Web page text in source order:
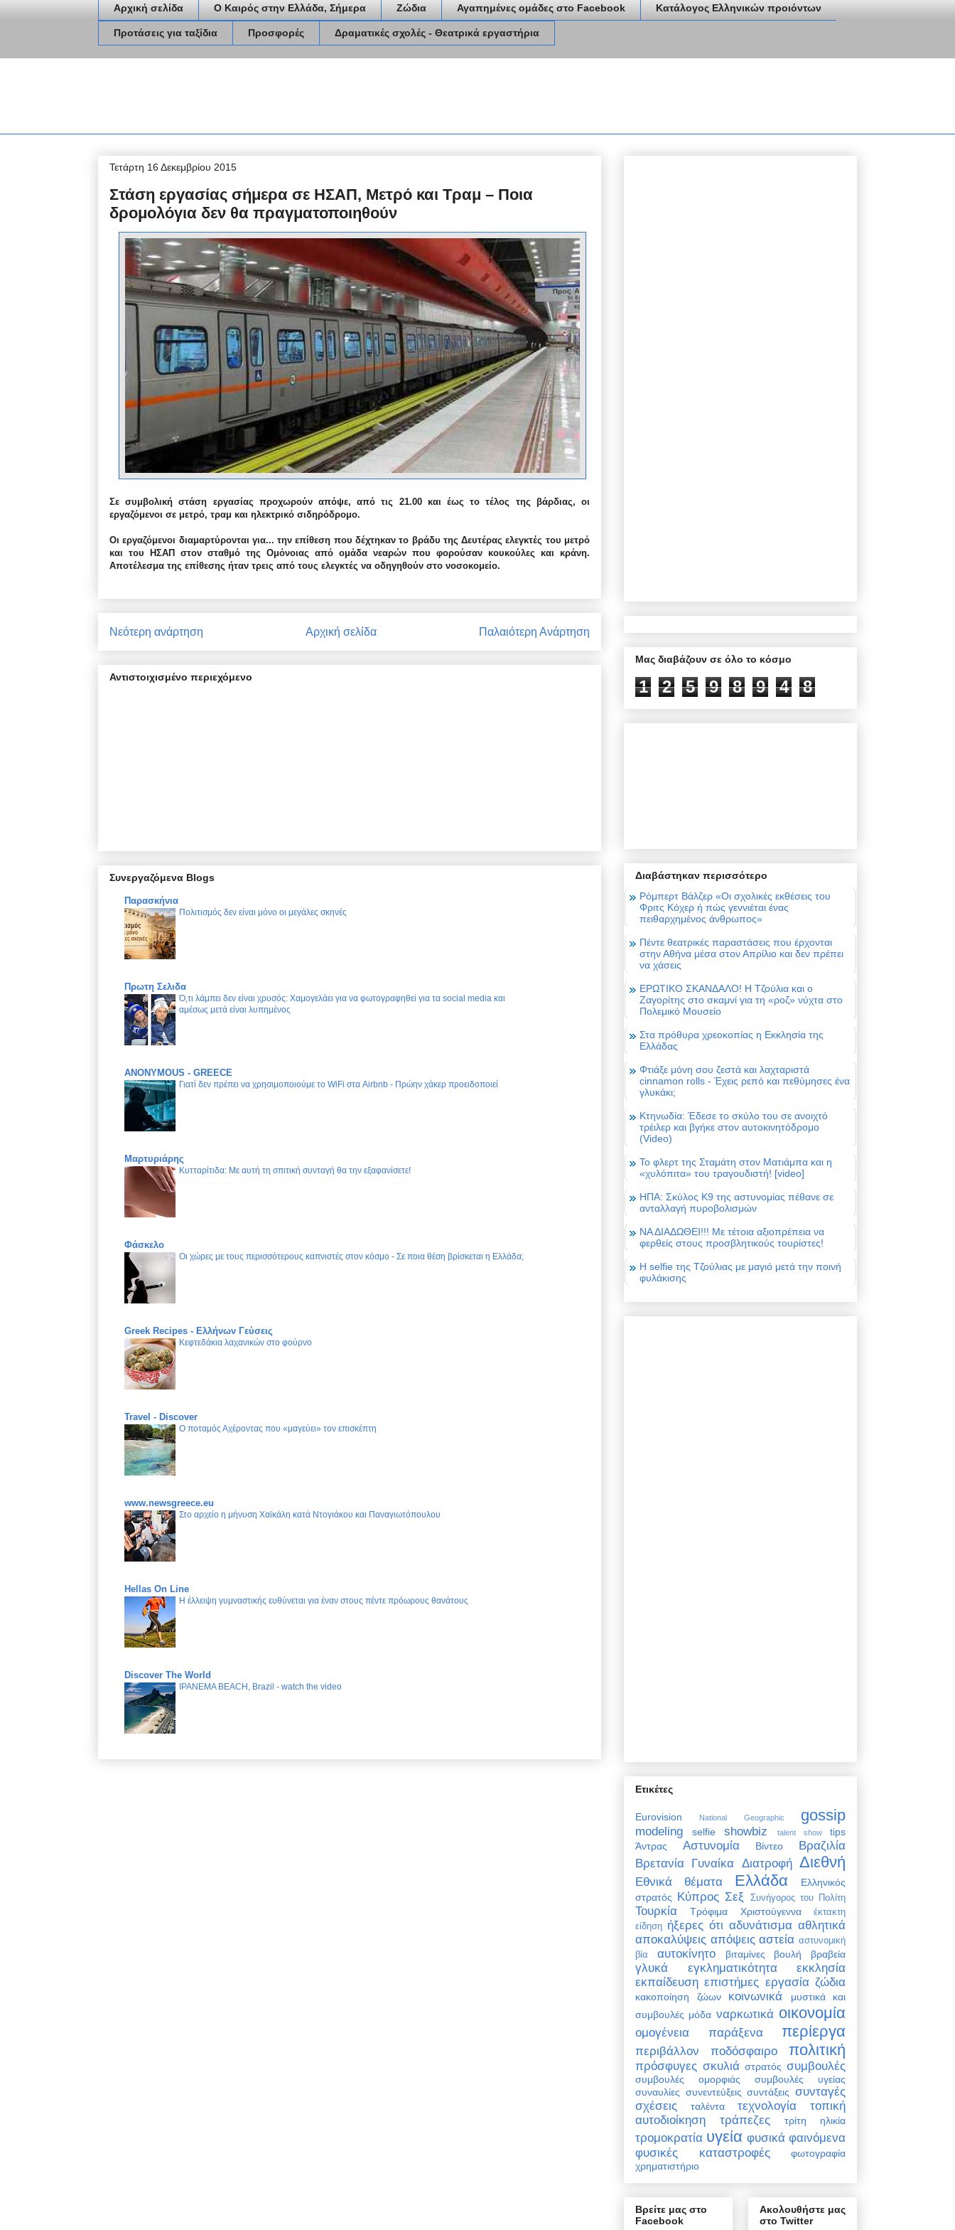
Αρχική σελίδα Ο Καιρός στην Ελλάδα, Σήμερα Ζώδια Αγαπημένες ομάδες στο Facebook Κατάλογος Ελληνικών προιόντων
Προτάσεις για ταξίδια Προσφορές Δραματικές σχολές - Θεατρικά εργαστήρια
Τετάρτη 16 Δεκεμβρίου 2015
Στάση εργασίας σήμερα σε ΗΣΑΠ, Μετρό και Τραμ – Ποια
δρομολόγια δεν θα πραγματοποιηθούν
Σε συμβολική στάση εργασίας προχωρούν απόψε, από τις 21.00 και έως το τέλος της βάρδιας, οι
εργαζόμενοι σε μετρό, τραμ και ηλεκτρικό σιδηρόδρομο.
Οι εργαζόμενοι διαμαρτύρονται για... την επίθεση που δέχτηκαν το βράδυ της Δευτέρας ελεγκτές του μετρό
και του ΗΣΑΠ στον σταθμό της Ομόνοιας από ομάδα νεαρών που φορούσαν κουκούλες και κράνη.
Αποτέλεσμα της επίθεσης ήταν τρεις από τους ελεγκτές να οδηγηθούν στο νοσοκομείο.
Νεότερη ανάρτηση Παλαιότερη Ανάρτηση
Αρχική σελίδα
Αντιστοιχισμένο περιεχόμενο
Συνεργαζόμενα Blogs
Παρασκήνια
Πολιτισμός δεν είναι μόνο οι μεγάλες σκηνές
Πρωτη Σελιδα
Ό,τι λάμπει δεν είναι χρυσός: Χαμογελάει για να φωτογραφηθεί για τα social media και
αμέσως μετά είναι λυπημένος
ANONYMOUS - GREECE
Γιατί δεν πρέπει να χρησιμοποιούμε το WiFi στα Airbnb - Πρώην χάκερ προειδοποιεί
Μαρτυριάρης
Κυτταρίτιδα: Με αυτή τη σπιτική συνταγή θα την εξαφανίσετε!
Φάσκελο
Οι χώρες με τους περισσότερους καπνιστές στον κόσμο - Σε ποια θέση βρίσκεται η Ελλάδα;
Greek Recipes - Ελλήνων Γεύσεις
Κεφτεδάκια λαχανικών στο φούρνο
Travel - Discover
Ο ποταμός Αχέροντας που «μαγεύει» τον επισκέπτη
www.newsgreece.eu
Στο αρχείο η μήνυση Χαϊκάλη κατά Ντογιάκου και Παναγιωτόπουλου
Hellas On Line
Η έλλειψη γυμναστικής ευθύνεται για έναν στους πέντε πρόωρους θανάτους
Discover The World
IPANEMA BEACH, Brazil - watch the video
Μας διαβάζουν σε όλο το κόσμο
1 2 5 9 8 9 4 8
Διαβάστηκαν περισσότερο
Ρόμπερτ Βάλζερ «Οι σχολικές εκθέσεις του
Φριτς Κόχερ ή πώς γεννιέται ένας
πειθαρχημένος άνθρωπος»
Πέντε θεατρικές παραστάσεις που έρχονται
στην Αθήνα μέσα στον Απρίλιο και δεν πρέπει
να χάσεις
ΕΡΩΤΙΚΟ ΣΚΑΝΔΑΛΟ! Η Τζούλια και ο
Ζαγορίτης στο σκαμνί για τη «ροζ» νύχτα στο
Πολεμικό Μουσείο
Στα πρόθυρα χρεοκοπίας η Εκκλησία της
Ελλάδας
Φτιάξε μόνη σου ζεστά και λαχταριστά
cinnamon rolls - Έχεις ρεπό και πεθύμησες ένα
γλυκάκι;
Κτηνωδία: Έδεσε το σκύλο του σε ανοιχτό
τρέιλερ και βγήκε στον αυτοκινητόδρομο
(Video)
Το φλερτ της Σταμάτη στον Ματιάμπα και η
«χυλόπιτα» του τραγουδιστή! [video]
ΗΠΑ: Σκύλος Κ9 της αστυνομίας πέθανε σε
ανταλλαγή πυροβολισμών
ΝΑ ΔΙΑΔΩΘΕΙ!!! Με τέτοια αξιοπρέπεια να
φερθείς στους προσβλητικούς τουρίστες!
Η selfie της Τζούλιας με μαγιό μετά την ποινή
φυλάκισης
Ετικέτες
Eurovision National Geographic gossip
modeling selfie showbiz talent show
tips
Άντρας
Αστυνομία Βίντεο
Βραζιλία
Βρετανία Γυναίκα Διατροφή Διεθνή
Εθνικά θέματα Ελλάδα
Ελληνικός
στρατός Κύπρος Σεξ Συνήγορος του Πολίτη
Τουρκία Τρόφιμα Χριστούγεννα
έκτακτη
είδηση ήξερες ότι αδυνάτισμα αθλητικά
αποκαλύψεις απόψεις αστεία αστυνομική
βία
αυτοκίνητο βιταμίνες βουλή βραβεία
γλυκά εγκληματικότητα
εκκλησία
εκπαίδευση επιστήμες εργασία ζώδια
κακοποίηση ζώων κοινωνικά
μυστικά και
συμβουλές μόδα ναρκωτικά οικονομία
ομογένεια παράξενα περίεργα
περιβάλλον ποδόσφαιρο πολιτική
πρόσφυγες σκυλιά στρατός συμβουλές
συμβουλές ομορφιάς
συμβουλές υγείας
συναυλίες συνεντεύξεις συντάξεις συνταγές
σχέσεις
ταλέντα τεχνολογία
τοπική
αυτοδιοίκηση
τράπεζες τρίτη ηλικία
τρομοκρατία υγεία φυσικά φαινόμενα
φυσικές καταστροφές
φωτογραφία
χρηματιστήριο
Βρείτε μας στο
Facebook
Ακολουθήστε μας
στο Twitter